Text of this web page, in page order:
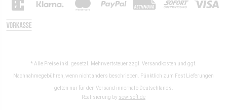
* Alle Preise inkl. gesetzl. Mehrwertsteuer zzgl. Versandkosten und ggf.
Nachnahmegebühren, wenn nicht anders beschrieben. Pünktlich zum Fest Lieferungen
gelten nur für den Versand innerhalb Deutschlands.
Realisierung by sewisoft.de